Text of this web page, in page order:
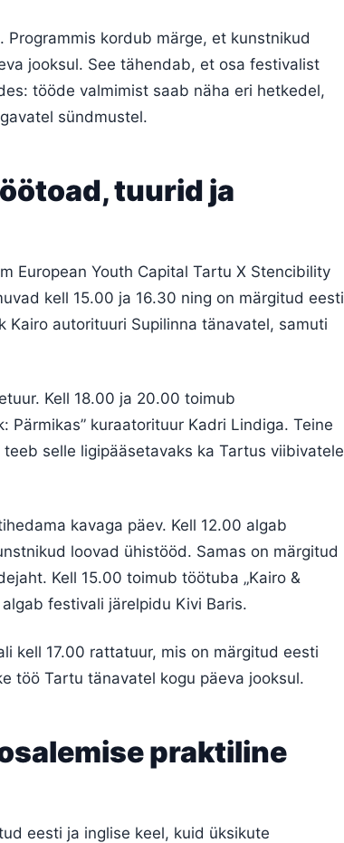
Programmis kordub märge, et kunstnikud
jooksul. See tähendab, et osa festivalist
tööde valmimist saab näha eri hetkedel,
sündmustel.
tuurid ja
European Youth Capital Tartu X Stencibility
kell 15.00 ja 16.30 ning on märgitud eesti
Kairo autorituuri Supilinna tänavatel, samuti
Kell 18.00 ja 20.00 toimub
Pärmikas” kuraatorituur Kadri Lindiga. Teine
selle ligipääsetavaks ka Tartus viibivatele
kavaga päev. Kell 12.00 algab
loovad ühistööd. Samas on märgitud
Kell 15.00 toimub töötuba „Kairo &
festivali järelpidu Kivi Baris.
kell 17.00 rattatuur, mis on märgitud eesti
töö Tartu tänavatel kogu päeva jooksul.
praktiline
eesti ja inglise keel, kuid üksikute